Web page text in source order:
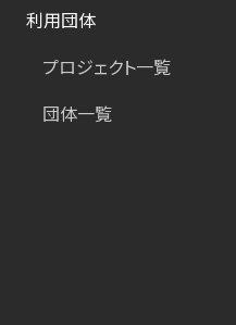
利用団体
プロジェクト一覧
団体一覧